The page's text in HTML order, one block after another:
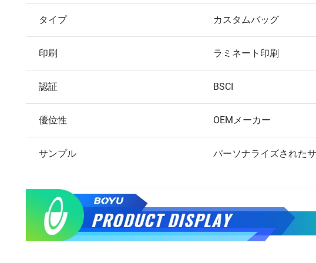
タイプ カスタムバッグ
印刷 ラミネート印刷
認証 BSCI
優位性 OEMメーカー
サンプル パーソナライズされた